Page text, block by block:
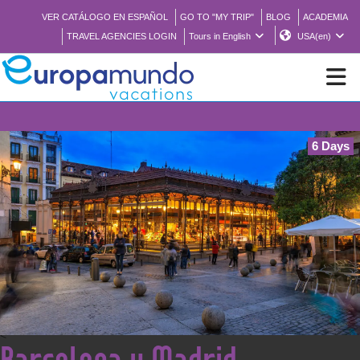
VER CATÁLOGO EN ESPAÑOL GO TO "MY TRIP" BLOG
ACADEMIA
TRAVEL AGENCIES LOGIN
Tours in English USA(en)
BROCHURE PDF
WHERE TO BUY
FEATURED
ABOUT US
6 Days
<